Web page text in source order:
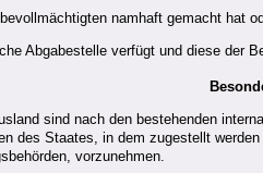
namhaft gemacht hat
Abgabestelle verfügt und diese der
sind nach den bestehenden
des Staates, in dem zugestellt
vorzunehmen.